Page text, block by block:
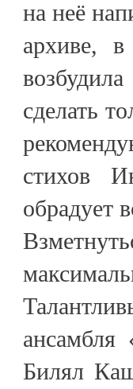
на неё
архиве,
сделать
стихов
обрадует
ансамбля
Билял